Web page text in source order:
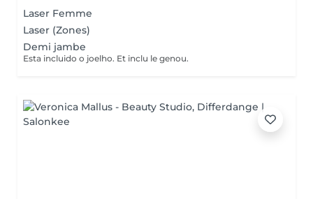
Laser Femme
Laser (Zones)
Demi jambe
Esta incluido o joelho. Et inclu le genou.